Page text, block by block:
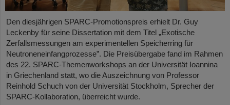
Den diesjährigen SPARC-Promotionspreis erhielt Dr. Guy
Leckenby für seine Dissertation mit dem Titel „Exotische
Zerfallsmessungen am experimentellen Speicherring für
Neutroneneinfangprozesse”. Die Preisübergabe fand im Rahmen
des 22. SPARC-Themenworkshops an der Universität Ioannina
in Griechenland statt, wo die Auszeichnung von Professor
Reinhold Schuch von der Universität Stockholm, Sprecher der
SPARC-Kollaboration, überreicht wurde.